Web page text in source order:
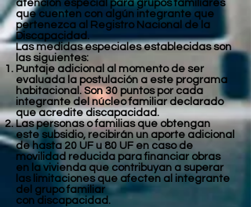
atención especial para grupos familiares
que cuenten con algún integrante que
pertenezca al Registro Nacional de la
Discapacidad.
Las medidas especiales establecidas son
las siguientes:
Puntaje adicional al momento de ser
evaluada la postulación a este programa
habitacional. Son 30 puntos por cada
integrante del núcleo familiar declarado
que acredite discapacidad.
Las personas o familias que obtengan
este subsidio, recibirán un aporte adicional
de hasta 20 UF u 80 UF en caso de
movilidad reducida para financiar obras
en la vivienda que contribuyan a superar
las limitaciones que afecten al integrante
del grupo familiar
con discapacidad.